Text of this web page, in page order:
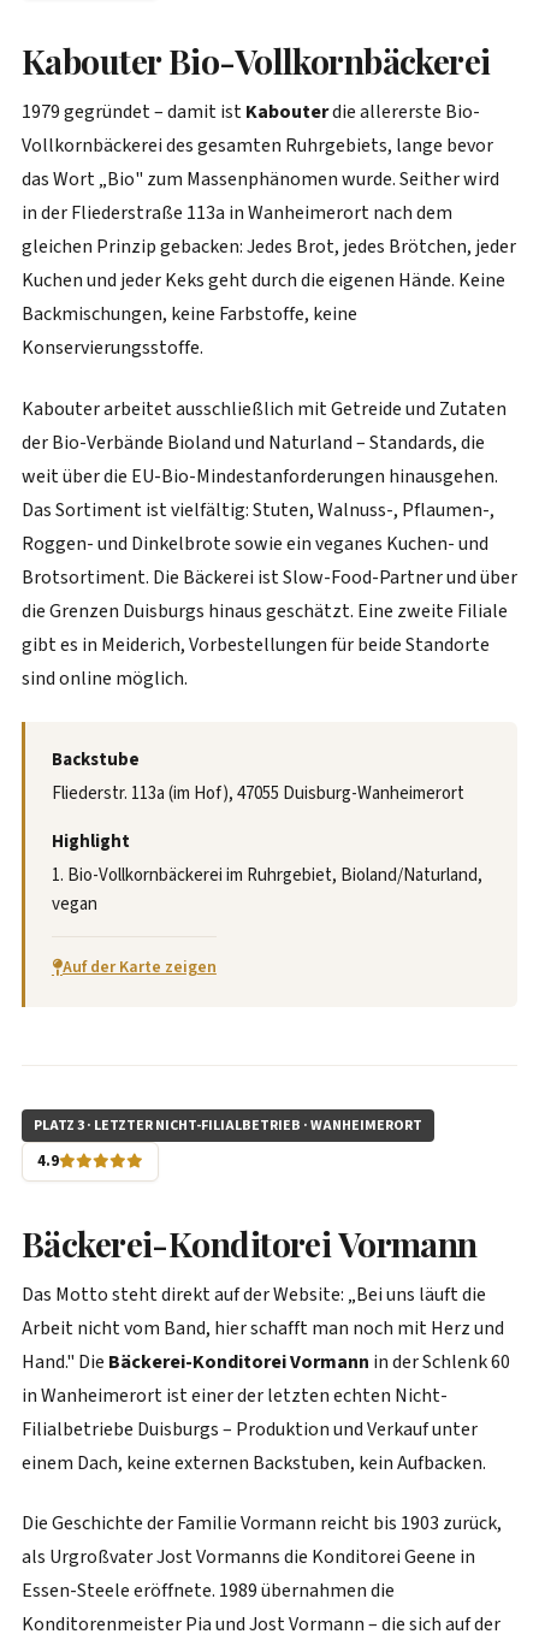
Kabouter Bio-Vollkornbäckerei
1979 gegründet – damit istKabouterdie allererste Bio-
Vollkornbäckerei des gesamten Ruhrgebiets, lange bevor
das Wort „Bio" zum Massenphänomen wurde. Seither wird
in der Fliederstraße 113a in Wanheimerort nach dem
gleichen Prinzip gebacken: Jedes Brot, jedes Brötchen, jeder
Kuchen und jeder Keks geht durch die eigenen Hände. Keine
Backmischungen, keine Farbstoffe, keine
Konservierungsstoffe.
Kabouter arbeitet ausschließlich mit Getreide und Zutaten
der Bio-Verbände Bioland und Naturland – Standards, die
weit über die EU-Bio-Mindestanforderungen hinausgehen.
Das Sortiment ist vielfältig: Stuten, Walnuss-, Pflaumen-,
Roggen- und Dinkelbrote sowie ein veganes Kuchen- und
Brotsortiment. Die Bäckerei ist Slow-Food-Partner und über
die Grenzen Duisburgs hinaus geschätzt. Eine zweite Filiale
gibt es in Meiderich, Vorbestellungen für beide Standorte
sind online möglich.
Backstube
Fliederstr. 113a (im Hof), 47055 Duisburg-Wanheimerort
Highlight
1. Bio-Vollkornbäckerei im Ruhrgebiet, Bioland/Naturland,
vegan
Auf der Karte zeigen
PLATZ 3 · LETZTER NICHT-FILIALBETRIEB · WANHEIMERORT
4.9
Bäckerei-Konditorei Vormann
Das Motto steht direkt auf der Website: „Bei uns läuft die
Arbeit nicht vom Band, hier schafft man noch mit Herz und
Hand." Die Bäckerei-Konditorei Vormann in der Schlenk 60
in Wanheimerort ist einer der letzten echten Nicht-
Filialbetriebe Duisburgs – Produktion und Verkauf unter
einem Dach, keine externen Backstuben, kein Aufbacken.
Die Geschichte der Familie Vormann reicht bis 1903 zurück,
als Urgroßvater Jost Vormanns die Konditorei Geene in
Essen-Steele eröffnete. 1989 übernahmen die
Konditorenmeister Pia und Jost Vormann – die sich auf der